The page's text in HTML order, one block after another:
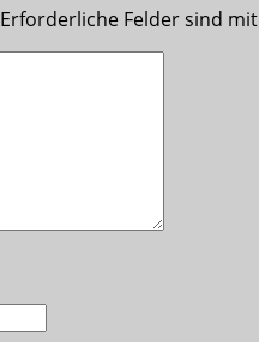
Erforderliche Felder sind mit